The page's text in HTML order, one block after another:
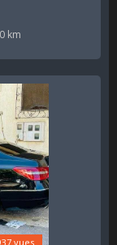
km
vues